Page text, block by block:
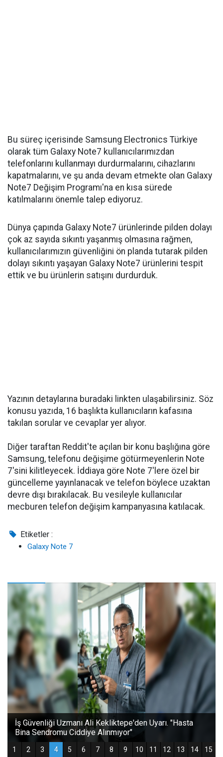
Bu süreç içerisinde Samsung Electronics Türkiye
olarak tüm Galaxy Note7 kullanıcılarımızdan
telefonlarını kullanmayı durdurmalarını, cihazlarını
kapatmalarını, ve şu anda devam etmekte olan Galaxy
Note7 Değişim Programı'na en kısa sürede
katılmalarını önemle talep ediyoruz.
Dünya çapında Galaxy Note7 ürünlerinde pilden dolayı
çok az sayıda sıkıntı yaşanmış olmasına rağmen,
kullanıcılarımızın güvenliğini ön planda tutarak pilden
dolayı sıkıntı yaşayan Galaxy Note7 ürünlerini tespit
ettik ve bu ürünlerin satışını durdurduk.
Yazının detaylarına buradaki linkten ulaşabilirsiniz. Söz
konusu yazıda, 16 başlıkta kullanıcıların kafasına
takılan sorular ve cevaplar yer alıyor.
Diğer taraftan Reddit'te açılan bir konu başlığına göre
Samsung, telefonu değişime götürmeyenlerin Note
7'sini kilitleyecek. İddiaya göre Note 7'lere özel bir
güncelleme yayınlanacak ve telefon böylece uzaktan
devre dışı bırakılacak. Bu vesileyle kullanıcılar
mecburen telefon değişim kampanyasına katılacak.
Etiketler :
Galaxy Note 7